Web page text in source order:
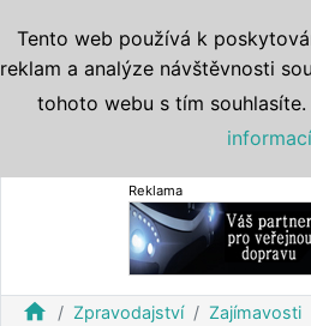
Reklama
home Zpravodajství
Zajímavosti
Tento web používá k
reklam a analýze návštěvnosti
tohoto webu s tím souhlasíte.
informací